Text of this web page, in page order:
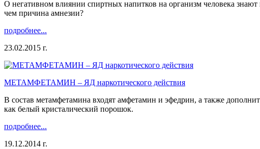
О негативном влиянии спиртных напитков на организм человека знают
чем причина амнезии?
подробнее...
23.02.2015 г.
МЕТАМФЕТАМИН – ЯД наркотического действия
В состав метамфетамина входят амфетамин и эфедрин, а также
как белый кристалический порошок.
подробнее...
19.12.2014 г.